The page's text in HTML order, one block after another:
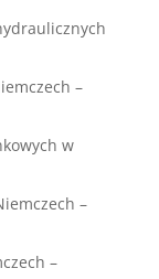
–
w
–
–